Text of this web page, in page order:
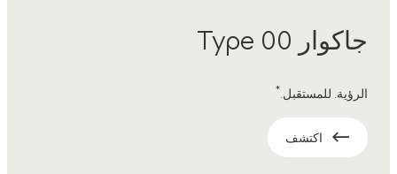
جاكوار Type 00
الرؤية. للمستقبل. *
اكتشف